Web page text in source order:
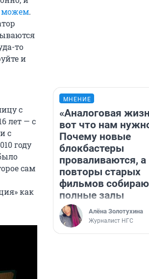
можем.
то
и
с
лет — с
с
году
сам
как
МНЕНИЕ
«Аналоговая
вот что нам
Почему новые
блокбастеры
проваливаются, а
повторы старых
фильмов
полные залы
Алёна Золотухина
Журналист НГС